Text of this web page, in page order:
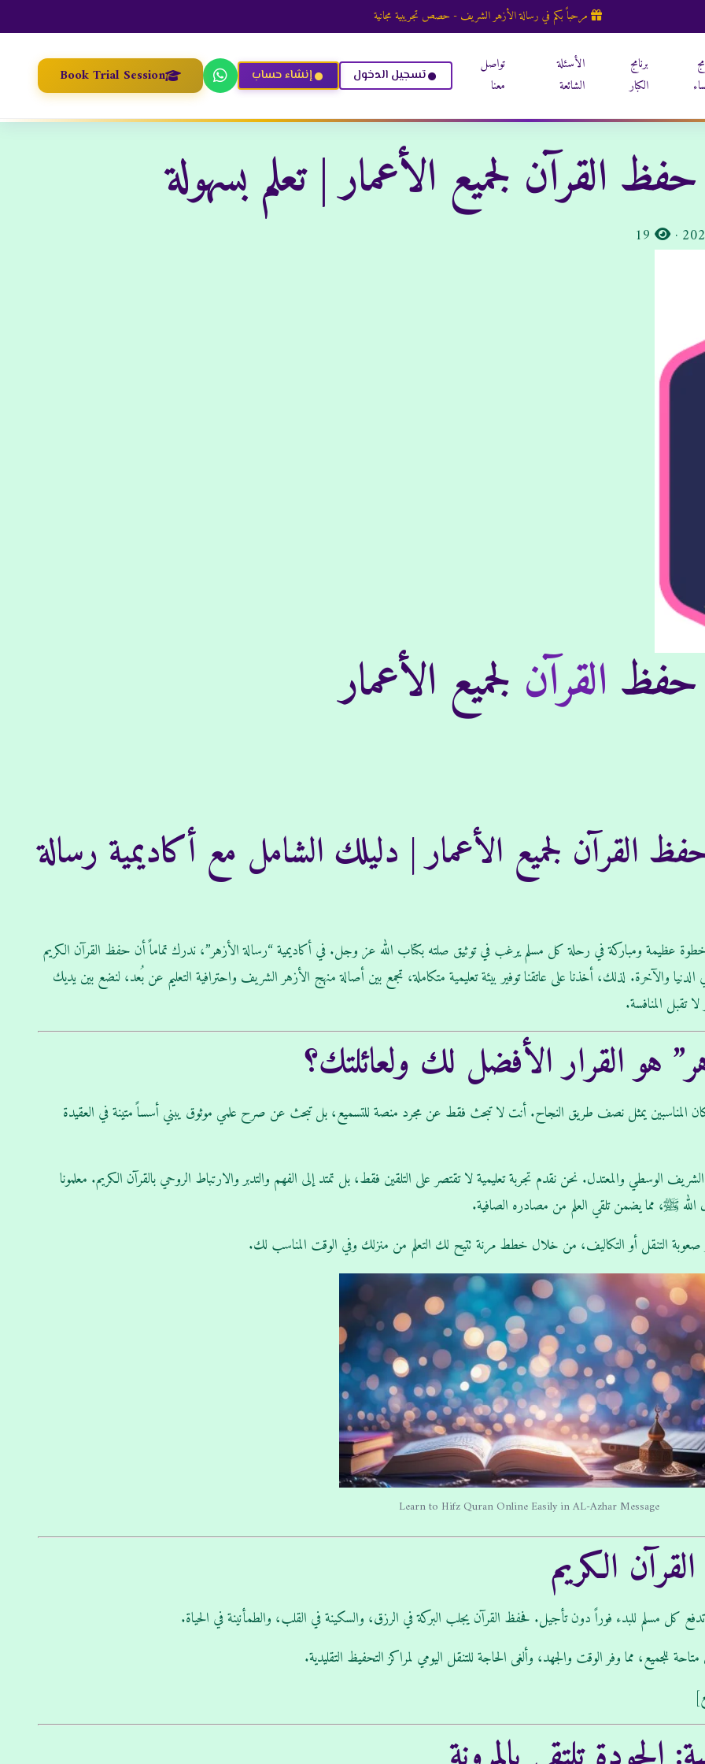
مرحباً بكم في رسالة الأزهر الشريف - حصص تجريبية مجانية
برنامج
الكبار
الأسئلة
الشائعة
تواصل
معنا
تسجيل الدخول إنشاء حساب Book Trial Session
القرآن لجميع الأعمار | تعلم بسهولة
· المشاهدات:
19
حفظ القرآن لجميع الأعمار
القرآن لجميع الأعمار | دليلك الشامل مع أكاديمية رسالة
عظيمة ومباركة في رحلة كل مسلم يرغب في توثيق صلته بكتاب الله عز وجل. في أكاديمية “رسالة الأزهر”، ندرك تماماً أن حفظ القرآن الكريم
والآخرة. لذلك، أخذنا على عاتقنا توفير بيئة تعليمية متكاملة، تجمع بين أصالة منهج الأزهر الشريف واحترافية التعليم عن بُعد، لنضع بين يديك
تقبل المنافسة.
هو القرار الأفضل لك ولعائلتك؟
المناسبين يمثل نصف طريق النجاح. أنت لا تبحث فقط عن مجرد منصة للتسميع، بل تبحث عن صرح علمي موثوق يبني أسساً متينة في العقيدة
الشريف الوسطي والمعتدل. نحن نقدم تجربة تعليمية لا تقتصر على التلقين فقط، بل تمتد إلى الفهم والتدبر والارتباط الروحي بالقرآن الكريم. معلمونا
الله ﷺ، مما يضمن تلقي العلم من مصادره الصافية.
صعوبة التنقل أو التكاليف، من خلال خطط مرنة تتيح لك التعلم من منزلك وفي الوقت المناسب لك.
Learn to Hifz Quran Online Easily in AL-Azhar Message
القرآن الكريم
كل مسلم للبدء فوراً دون تأجيل. فحفظ القرآن يجلب البركة في الرزق، والسكينة في القلب، والطمأنينة في الحياة.
متاحة للجميع، مما وفر الوقت والجهد، وألغى الحاجة للتنقل اليومي لمراكز التحفيظ التقليدية.